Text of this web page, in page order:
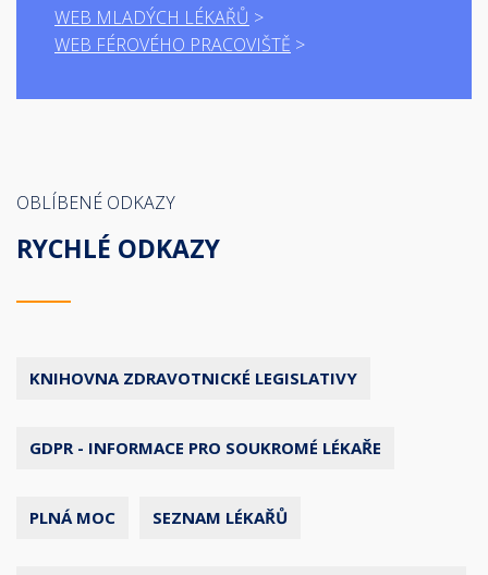
WEB MLADÝCH LÉKAŘŮ
WEB FÉROVÉHO PRACOVIŠTĚ
OBLÍBENÉ ODKAZY
RYCHLÉ ODKAZY
KNIHOVNA ZDRAVOTNICKÉ LEGISLATIVY
GDPR - INFORMACE PRO SOUKROMÉ LÉKAŘE
PLNÁ MOC SEZNAM LÉKAŘŮ